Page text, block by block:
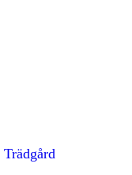
Trädgård